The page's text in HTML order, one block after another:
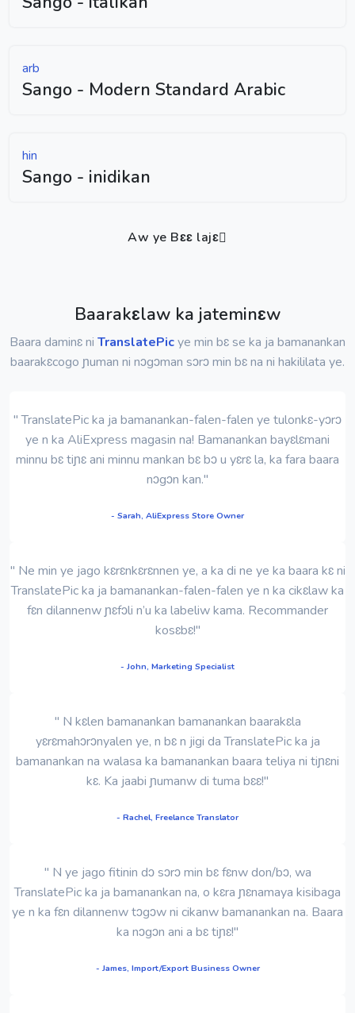
arb
Sango - Modern Standard Arabic
hin
Sango - inidikan
Aw ye Bɛɛ lajɛ
Baarakɛlaw ka jateminɛw
Baara daminɛ ni TranslatePicye min bɛ se ka ja bamanankan
baarakɛcogo ɲuman ni nɔgɔman sɔrɔ min bɛ na ni hakililata ye.
" TranslatePic ka ja bamanankan-falen-falen ye tulonkɛ-yɔrɔ
ye n ka AliExpress magasin na! Bamanankan bayɛlɛmani
minnu bɛ tiɲɛ ani minnu mankan bɛ bɔ u yɛrɛ la, ka fara baara
nɔgɔn kan."
- Sarah, AliExpress Store Owner
" Ne min ye jago kɛrɛnkɛrɛnnen ye, a ka di ne ye ka baara kɛ ni
TranslatePic ka ja bamanankan-falen-falen ye n ka cikɛlaw ka
fɛn dilannenw ɲɛfɔli n’u ka labeliw kama. Recommander
kosɛbɛ!"
- John, Marketing Specialist
" N kɛlen bamanankan bamanankan baarakɛla
yɛrɛmahɔrɔnyalen ye, n bɛ n jigi da TranslatePic ka ja
bamanankan na walasa ka bamanankan baara teliya ni tiɲɛni
kɛ. Ka jaabi ɲumanw di tuma bɛɛ!"
- Rachel, Freelance Translator
" N ye jago fitinin dɔ sɔrɔ min bɛ fɛnw don/bɔ, wa
TranslatePic ka ja bamanankan na, o kɛra ɲɛnamaya kisibaga
ye n ka fɛn dilannenw tɔgɔw ni cikanw bamanankan na. Baara
ka nɔgɔn ani a bɛ tiɲɛ!"
- James, Import/Export Business Owner